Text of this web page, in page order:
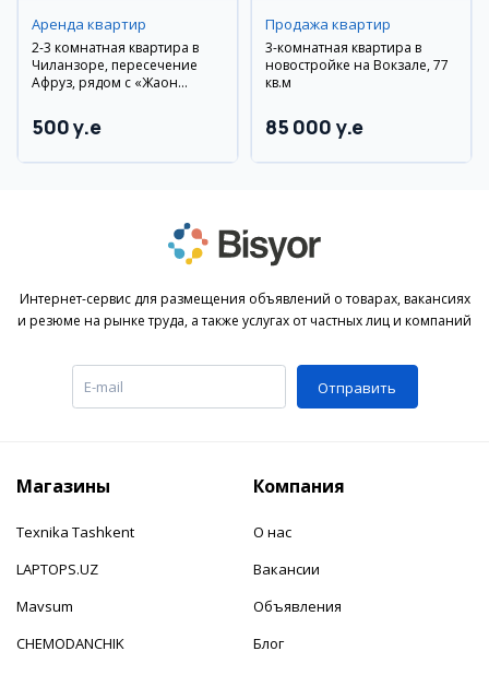
Аренда квартир
2-3 комнатная квартира в
Чиланзоре, пересечение
Афруз, рядом с «Жаҳон
500 y.e
Продажа квартир
3-комнатная квартира в
новостройке на Вокзале, 77
кв.м
85 000 y.e
Интернет-сервис для размещения объявлений о товарах, вакансиях
и резюме на рынке труда, а также услугах от частных лиц и компаний
Отправить
Магазины
Texnika Tashkent
LAPTOPS.UZ
Mavsum
CHEMODANCHIK
Компания
О нас
Вакансии
Объявления
Блог